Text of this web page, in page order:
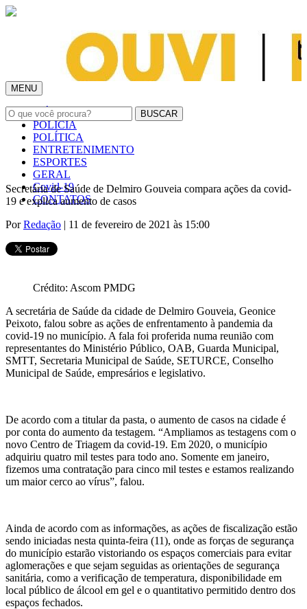
MENU
INÍCIO
POLÍCIA
POLÍTICA
ENTRETENIMENTO
ESPORTES
GERAL
Covid-19
CONTATOS
Secretária de Saúde de Delmiro Gouveia compara ações da covid-
19 e explica aumento de casos
PorRedação | 11 de fevereiro de 2021 às 15:00
Crédito: Ascom PMDG
A secretária de Saúde da cidade de Delmiro Gouveia, Geonice
Peixoto, falou sobre as ações de enfrentamento à pandemia da
covid-19 no município. A fala foi proferida numa reunião com
representantes do Ministério Público, OAB, Guarda Municipal,
SMTT, Secretaria Municipal de Saúde, SETURCE, Conselho
Municipal de Saúde, empresários e legislativo.
De acordo com a titular da pasta, o aumento de casos na cidade é
por conta do aumento da testagem. “Ampliamos as testagens com o
novo Centro de Triagem da covid-19. Em 2020, o município
adquiriu quatro mil testes para todo ano. Somente em janeiro,
fizemos uma contratação para cinco mil testes e estamos realizando
um maior cerco ao vírus”, falou.
Ainda de acordo com as informações, as ações de fiscalização estão
sendo iniciadas nesta quinta-feira (11), onde as forças de segurança
do município estarão vistoriando os espaços comerciais para evitar
aglomerações e que sejam seguidas as orientações de segurança
sanitária, como a verificação de temperatura, disponibilidade em
local público de álcool em gel e o quantitativo permitido dentro dos
espaços fechados.